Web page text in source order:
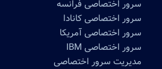
سرور اختصاصی فرانسه
سرور اختصاصی کانادا
سرور اختصاصی آمریکا
سرور اختصاصی IBM
مدیریت سرور اختصاصی